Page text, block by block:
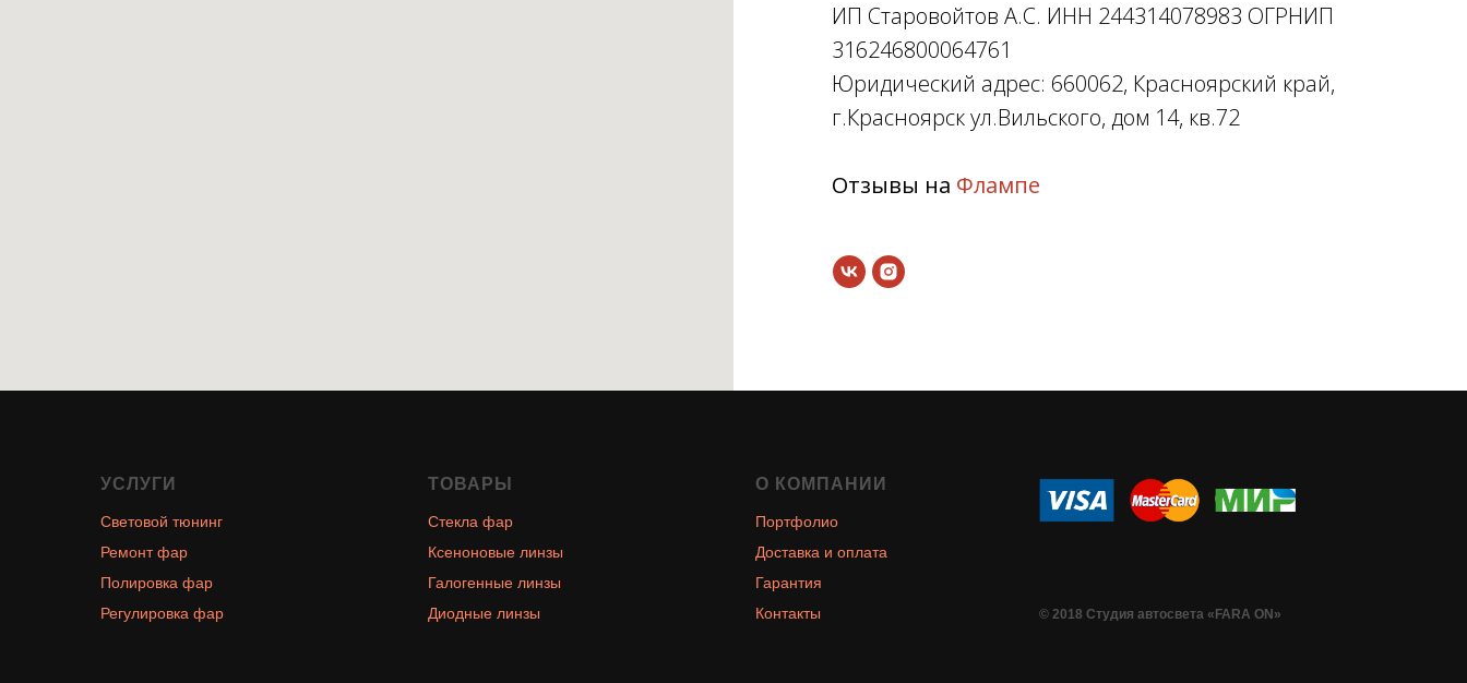
ИП Старовойтов А.С. ИНН 244314078983 ОГРНИП
316246800064761
Юридический адрес: 660062, Красноярский край,
г.Красноярск ул.Вильского, дом 14, кв.72
Отзывы на Флампе
УСЛУГИ
Световой тюнинг
Ремонт фар
Полировка фар
Регулировка фар
ТОВАРЫ
Стекла фар
Ксеноновые линзы
Галогенные линзы
Диодные линзы
О КОМПАНИИ
Портфолио
Доставка и оплата
Гарантия
Контакты
© 2018 Студия автосвета «FARA ON»